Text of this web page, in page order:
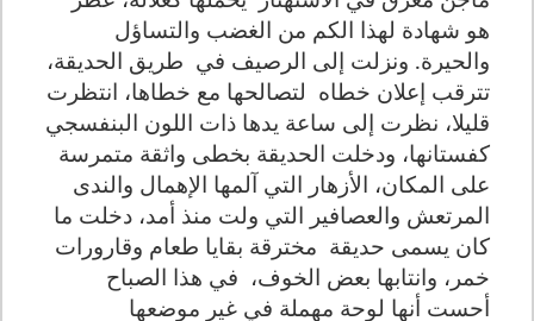
هو شهادة لهذا الكم من الغضب والتساؤل
والحيرة. ونزلت إلى الرصيف في طريق الحديقة،
تترقب إعلان خطاه لتصالحها مع خطاها، انتظرت
قليلا، نظرت إلى ساعة يدها ذات اللون البنفسجي
كفستانها، ودخلت الحديقة بخطى واثقة متمرسة
على المكان، الأزهار التي آلمها الإهمال والندى
المرتعش والعصافير التي ولت منذ أمد، دخلت ما
كان يسمى حديقة مخترقة بقايا طعام وقارورات
خمر، وانتابها بعض الخوف، في هذا الصباح
أحست أنها لوحة مهملة في غير موضعها